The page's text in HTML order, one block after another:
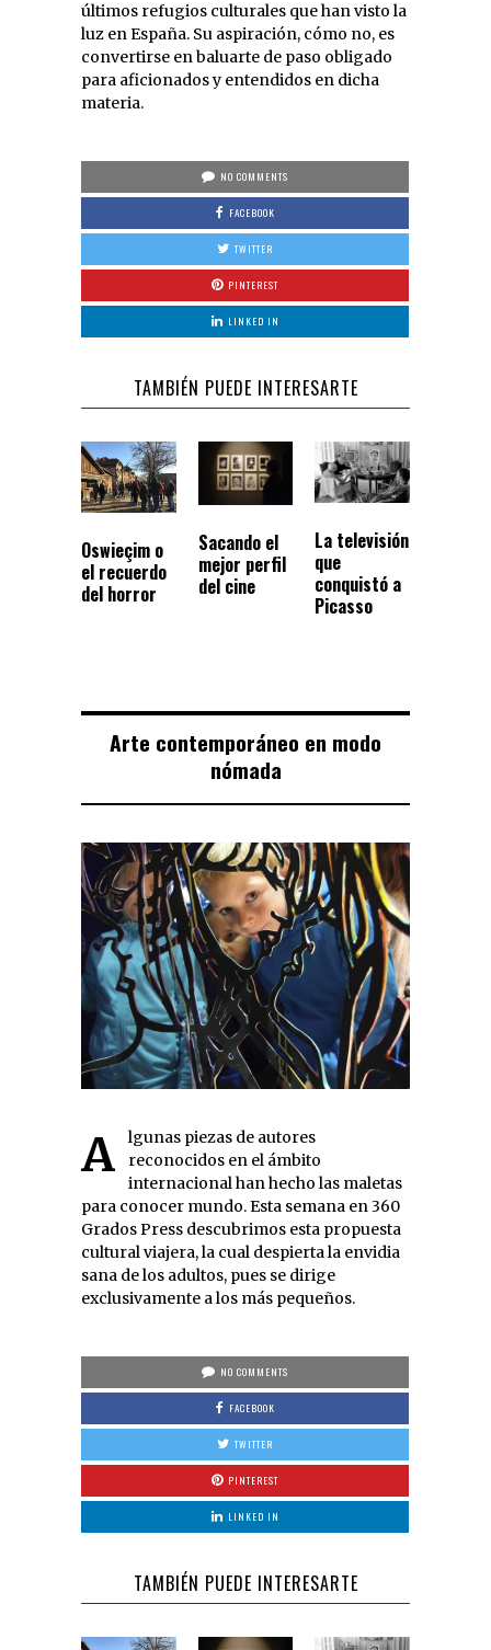
últimos refugios culturales que han visto la
luz en España. Su aspiración, cómo no, es
convertirse en baluarte de paso obligado
para aficionados y entendidos en dicha
materia.
NO COMMENTS
FACEBOOK
TWITTER
PINTEREST
LINKED IN
TAMBIÉN PUEDE INTERESARTE
Oswieçim o
el recuerdo
del horror
Sacando el
mejor perfil
del cine
La televisión
que
conquistó a
Picasso
Arte contemporáneo en modo
nómada
Algunas piezas de autores
reconocidos en el ámbito
internacional han hecho las maletas
para conocer mundo. Esta semana en 360
Grados Press descubrimos esta propuesta
cultural viajera, la cual despierta la envidia
sana de los adultos, pues se dirige
exclusivamente a los más pequeños.
NO COMMENTS
FACEBOOK
TWITTER
PINTEREST
LINKED IN
TAMBIÉN PUEDE INTERESARTE